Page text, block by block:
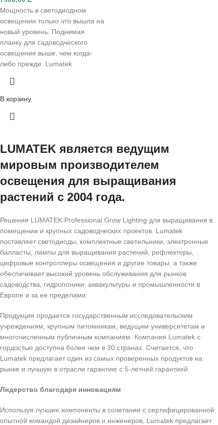
Мощность в светодиодном
освещении только что вышла на
новый уровень. Поднимая
планку для садоводческого
освещения выше, чем когда-
либо прежде. Lumatek
В корзину
LUMATEK является ведущим
мировым производителем
освещения для выращивания
растений с 2004 года.
Решения LUMATEK Professional Grow Lighting для выращивания в
помещении и крупных садоводческих проектов. Lumatek
поставляет светодиоды, комплектные светильники, электронные
балласты, лампы для выращивания растений, рефлекторы,
цифровые контроллеры освещения и другие товары, а также
обеспечивает высокий уровень обслуживания для рынков
садоводства, гидропоники, аквакультуры и промышленности в
Европе и за ее пределами.
Продукция продается государственным исследовательским
учреждениям, крупным питомникам, ведущим университетам и
многочисленным публичным компаниям. Компания Lumatek с
гордостью доступна более чем в 30 странах. Считается, что
Lumatek предлагает один из самых проверенных продуктов на
рынке и лучшую в отрасли гарантию с 5-летней гарантией.
Лидерство благодаря инновациям
Используя лучшие компоненты в сочетании с сертифицированной
опытной командой дизайнеров и инженеров, Lumatek предлагает